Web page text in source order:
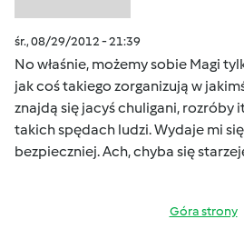
śr., 08/29/2012 - 21:39
No właśnie, możemy sobie Magi
jak coś takiego zorganizują w
znajdą się jacyś chuligani, rozróby
takich spędach ludzi. Wydaje mi
bezpieczniej. Ach, chyba się
Góra strony